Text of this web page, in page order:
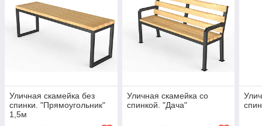
Уличная скамейка без
спинки. "Прямоугольник"
1,5м
Уличная скамейка со
спинкой. "Дача"